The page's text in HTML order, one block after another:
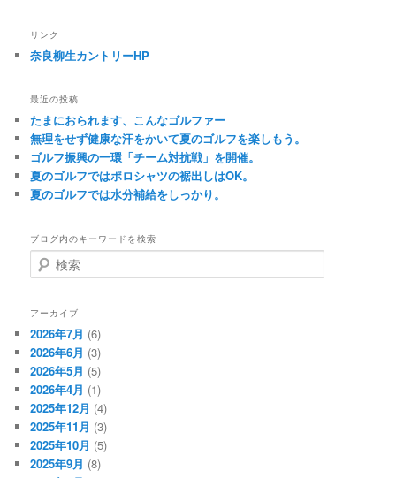
リンク
奈良柳生カントリーHP
最近の投稿
たまにおられます、こんなゴルファー
無理をせず健康な汗をかいて夏のゴルフを楽しもう。
ゴルフ振興の一環「チーム対抗戦」を開催。
夏のゴルフではポロシャツの裾出しはOK。
夏のゴルフでは水分補給をしっかり。
ブログ内のキーワードを検索
検
索
アーカイブ
2026年7月 (6)
2026年6月 (3)
2026年5月 (5)
2026年4月 (1)
2025年12月 (4)
2025年11月 (3)
2025年10月 (5)
2025年9月 (8)